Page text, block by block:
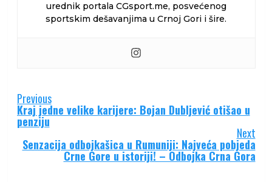
urednik portala CGsport.me, posvećenog
sportskim dešavanjima u Crnoj Gori i šire.
Continue
Reading
Previous
Kraj jedne velike karijere: Bojan Dubljević otišao u
penziju
Next
Senzacija odbojkašica u Rumuniji: Najveća pobjeda
Crne Gore u istoriji! – Odbojka Crna Gora